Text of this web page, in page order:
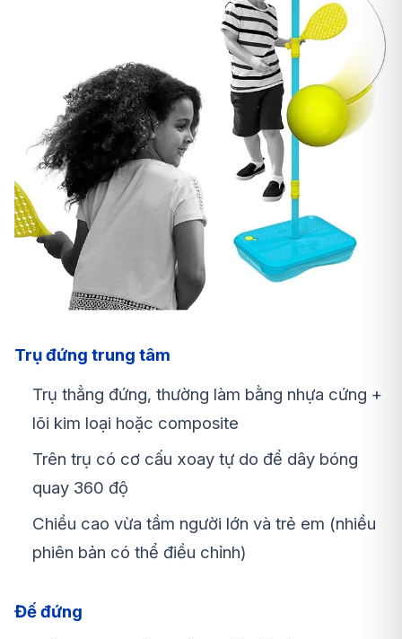
Trụ đứng trung tâm
Trụ thẳng đứng, thường làm bằng nhựa cứng +
lõi kim loại hoặc composite
Trên trụ có cơ cấu xoay tự do để dây bóng
quay 360 độ
Chiều cao vừa tầm người lớn và trẻ em (nhiều
phiên bản có thể điều chỉnh)
Đế đứng